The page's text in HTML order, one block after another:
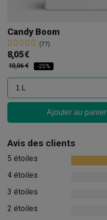
Candy Boom
(77)
8,05 €
10,06 € -20%
Ajouter au panier
Avis des clients
5 étoiles
4 étoiles
3 étoiles
2 étoiles